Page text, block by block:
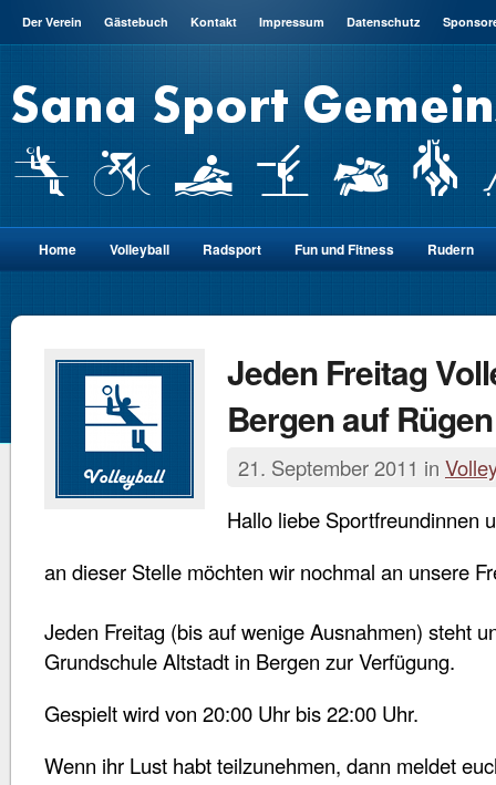
Der Verein Gästebuch Kontakt Impressum Datenschutz
Home Volleyball Radsport Fun und Fitness Rudern
Jeden Freitag
Bergen auf Rügen
21. September 2011 in
Hallo liebe Sportfreundinnen
an dieser Stelle möchten wir nochmal an unsere
Jeden Freitag (bis auf wenige Ausnahmen) steht
Grundschule Altstadt in Bergen zur Verfügung.
Gespielt wird von 20:00 Uhr bis 22:00 Uhr.
Wenn ihr Lust habt teilzunehmen, dann meldet